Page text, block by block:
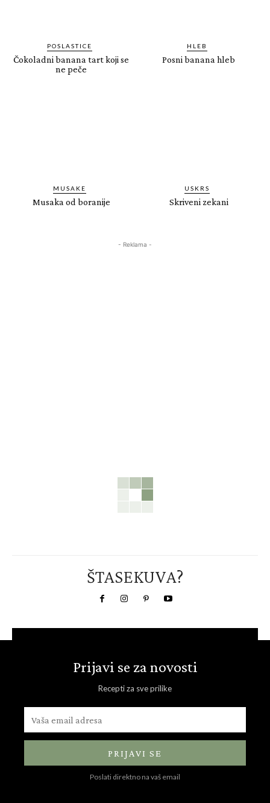
POSLASTICE
Čokoladni banana tart koji se
ne peče
HLEB
Posni banana hleb
MUSAKE
Musaka od boranije
USKRS
Skriveni zekani
- Reklama -
ŠTASEKUVA?
Prijavi se za novosti
Recepti za sve prilike
PRIJAVI SE
Poslati direktno na vaš email